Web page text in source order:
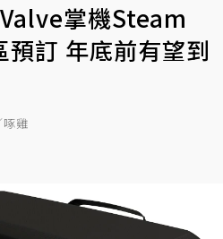
掌機Steam
訂 年底前有望到
啄雞